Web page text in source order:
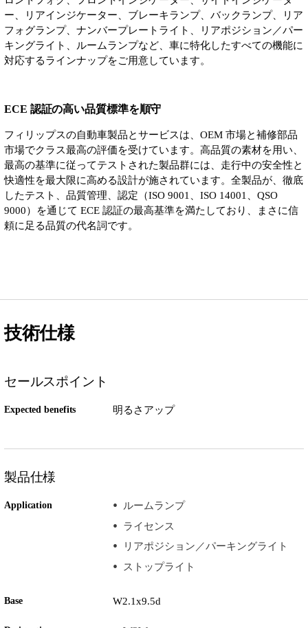
ー、リアインジケーター、ブレーキランプ、バックランプ、リア
フォグランプ、ナンバープレートライト、リアポジション／パー
キングライト、ルームランプなど、車に特化したすべての機能に
対応するラインナップをご用意しています。
ECE 認証の高い品質標準を順守
フィリップスの自動車製品とサービスは、OEM 市場と補修部品
市場でクラス最高の評価を受けています。高品質の素材を用い、
最高の基準に従ってテストされた製品群には、走行中の安全性と
快適性を最大限に高める設計が施されています。全製品が、徹底
したテスト、品質管理、認定（ISO 9001、ISO 14001、QSO
9000）を通じて ECE 認証の最高基準を満たしており、まさに信
頼に足る品質の代名詞です。
技術仕様
セールスポイント
Expected benefits 明るさアップ
製品仕様
Application
ルームランプ
ライセンス
リアポジション／パーキングライト
ストップライト
Base W2.1x9.5d